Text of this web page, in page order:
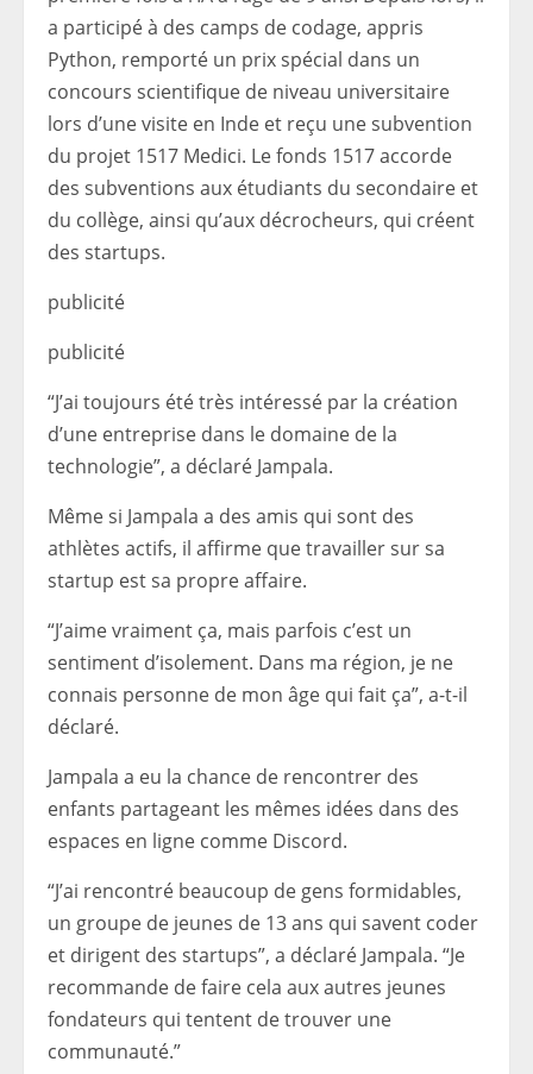
a participé à des camps de codage, appris
Python, remporté un prix spécial dans un
concours scientifique de niveau universitaire
lors d’une visite en Inde et reçu une subvention
du projet 1517 Medici. Le fonds 1517 accorde
des subventions aux étudiants du secondaire et
du collège, ainsi qu’aux décrocheurs, qui créent
des startups.
publicité
publicité
“J’ai toujours été très intéressé par la création
d’une entreprise dans le domaine de la
technologie”, a déclaré Jampala.
Même si Jampala a des amis qui sont des
athlètes actifs, il affirme que travailler sur sa
startup est sa propre affaire.
“J’aime vraiment ça, mais parfois c’est un
sentiment d’isolement. Dans ma région, je ne
connais personne de mon âge qui fait ça”, a-t-il
déclaré.
Jampala a eu la chance de rencontrer des
enfants partageant les mêmes idées dans des
espaces en ligne comme Discord.
“J’ai rencontré beaucoup de gens formidables,
un groupe de jeunes de 13 ans qui savent coder
et dirigent des startups”, a déclaré Jampala. “Je
recommande de faire cela aux autres jeunes
fondateurs qui tentent de trouver une
communauté.”